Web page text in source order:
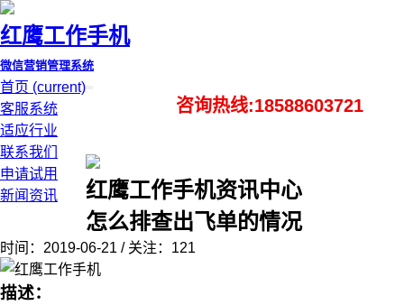
红鹰工作手机
微信营销管理系统
首页 (current)
客服系统
适应行业
联系我们
申请试用
新闻资讯
咨询热线:18588603721
红鹰工作手机资讯中心
怎么排查出飞单的情况
时间：2019-06-21 / 关注：121
描述：